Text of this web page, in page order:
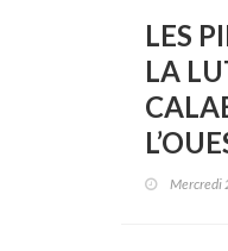
LES
LA
Mercredi